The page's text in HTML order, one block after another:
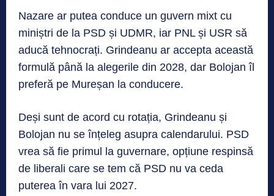
Nazare ar putea conduce un guvern mixt cu
miniștri de la PSD și UDMR, iar PNL și USR să
aducă tehnocrați. Grindeanu ar accepta această
formulă până la alegerile din 2028, dar Bolojan îl
preferă pe Mureșan la conducere.
Deși sunt de acord cu rotația, Grindeanu și
Bolojan nu se înțeleg asupra calendarului. PSD
vrea să fie primul la guvernare, opțiune respinsă
de liberali care se tem că PSD nu va ceda
puterea în vara lui 2027.